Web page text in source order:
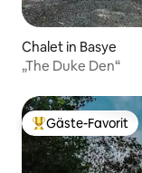
Chalet in Basye
„The Duke Den“
Beliebter Gäste-
Gäste-Favorit